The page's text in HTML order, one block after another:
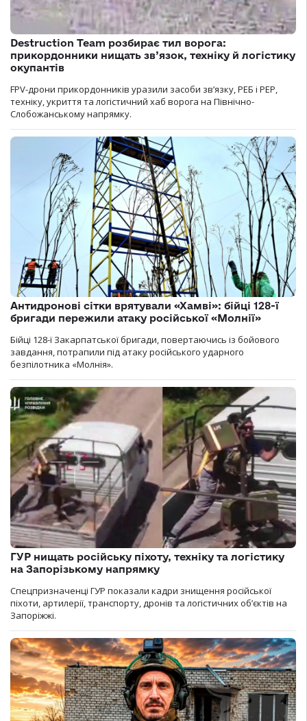
Destruction Team розбирає тил ворога:
прикордонники нищать зв’язок, техніку й логістику
окупантів
FPV-дрони прикордонників уразили засоби зв’язку, РЕБ і РЕР,
техніку, укриття та логістичний хаб ворога на Північно-
Слобожанському напрямку.
Антидронові сітки врятували «Хамві»: бійці 128-ї
бригади пережили атаку російської «Молнії»
Бійці 128-ї Закарпатської бригади, повертаючись із бойового
завдання, потрапили під атаку російського ударного
безпілотника «Молнія».
ГУР нищать російську піхоту, техніку та логістику
на Запорізькому напрямку
Спецпризначенці ГУР показали кадри знищення російської
піхоти, артилерії, транспорту, дронів та логістичних об’єктів на
Запоріжжі.